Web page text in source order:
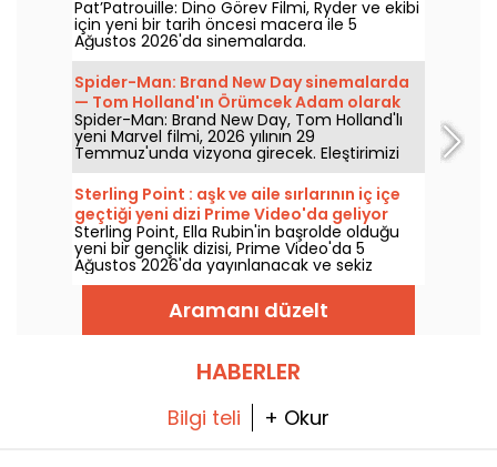
Pat’Patrouille: Dino Görev Filmi, Ryder ve ekibi
için yeni bir tarih öncesi macera ile 5
Ağustos 2026'da sinemalarda.
Spider-Man: Brand New Day sinemalarda
— Tom Holland'ın Örümcek Adam olarak
dönüşüne dair spoiler içermeyen
incelememiz
Spider-Man: Brand New Day, Tom Holland'lı
yeni Marvel filmi, 2026 yılının 29
Temmuz'unda vizyona girecek. Eleştirimizi
keşfedin!
Sterling Point : aşk ve aile sırlarının iç içe
geçtiği yeni dizi Prime Video'da geliyor
Sterling Point, Ella Rubin'in başrolde olduğu
yeni bir gençlik dizisi, Prime Video'da 5
Ağustos 2026'da yayınlanacak ve sekiz
bölümden oluşuyor.
Aramanı düzelt
HABERLER
Bilgi teli + Okur